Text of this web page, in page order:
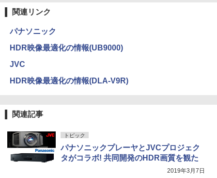
関連リンク
パナソニック
HDR映像最適化の情報(UB9000)
JVC
HDR映像最適化の情報(DLA-V9R)
関連記事
トピック
パナソニックプレーヤとJVCプロジェク
タがコラボ! 共同開発のHDR画質を観た
2019年3月7日